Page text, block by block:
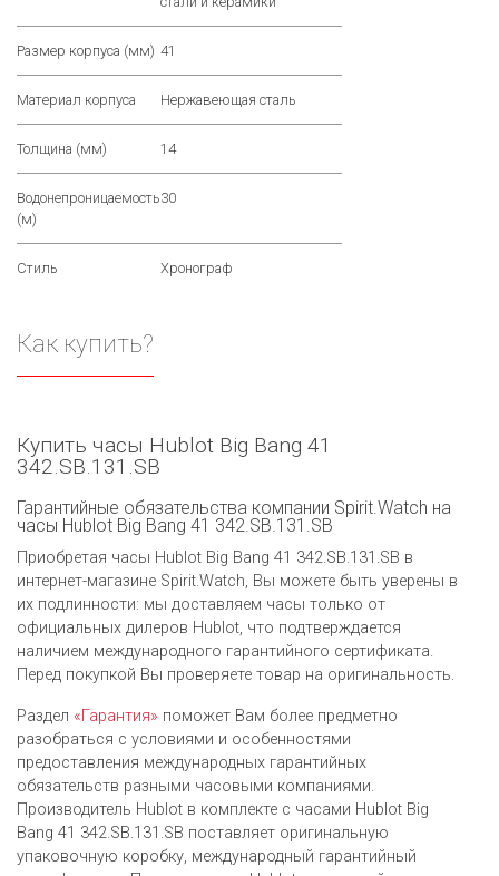
Размер корпуса (мм) 41
Материал корпуса Нержавеющая сталь
Толщина (мм) 14
Водонепроницаемость
(м)
30
Стиль Хронограф
Как купить?
Купить часы Hublot Big Bang 41
342.SB.131.SB
Гарантийные обязательства компании Spirit.Watch на
часы Hublot Big Bang 41 342.SB.131.SB
Приобретая часы Hublot Big Bang 41 342.SB.131.SB в
интернет-магазине Spirit.Watch, Вы можете быть уверены в
их подлинности: мы доставляем часы только от
официальных дилеров Hublot, что подтверждается
наличием международного гарантийного сертификата.
Перед покупкой Вы проверяете товар на оригинальность.
Раздел «Гарантия» поможет Вам более предметно
разобраться с условиями и особенностями
предоставления международных гарантийных
обязательств разными часовыми компаниями.
Производитель Hublot в комплекте с часами Hublot Big
Bang 41 342.SB.131.SB поставляет оригинальную
упаковочную коробку, международный гарантийный